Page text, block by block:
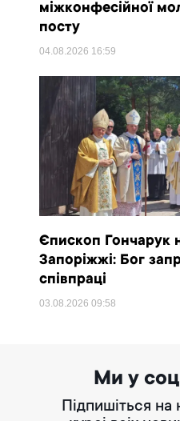
міжконфесійної
посту
04.08.2026 16:59
Єпископ Гончарук
Запоріжжі: Бог
співпраці
03.08.202609:58
Ми у
Підпишіться